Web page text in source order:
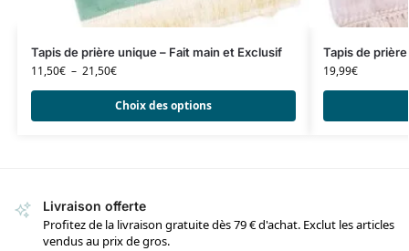
Tapis de prière unique – Fait main et Exclusif
11,50€ – 21,50€
Choix des options
Tapis de
19,99€
Livraison offerte
Profitez de la livraison gratuite dès 79 € d'achat. Exclut les articles
vendus au prix de gros.